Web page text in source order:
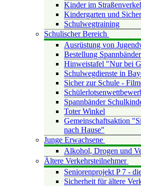
Kinder im
Kindergarten und
Schulwegtraining
Schulischer Bereich
Ausrüstung von
Bestellung
Hinweistafel "Nur bei
Schulwegdienste in
Sicher zur Schule -
Spannbänder
Toter Winkel
Gemeinschaftsaktion
nach Hause"
Junge Erwachsene
Alkohol, Drogen und
Ältere Verkehrsteilnehmer
Seniorenprojekt P 7 -
Sicherheit für ältere